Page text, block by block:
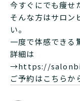
今すぐにでも痩せ
そんな方はサロン
い。
一度で体感できる
詳細は
→https://
ご予約はこちら